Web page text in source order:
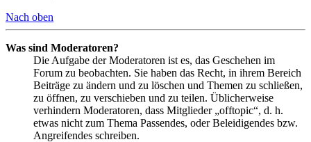
Nach oben
Was sind Moderatoren?
Die Aufgabe der Moderatoren ist es, das Geschehen im
Forum zu beobachten. Sie haben das Recht, in ihrem Bereich
Beiträge zu ändern und zu löschen und Themen zu schließen,
zu öffnen, zu verschieben und zu teilen. Üblicherweise
verhindern Moderatoren, dass Mitglieder „offtopic“, d. h.
etwas nicht zum Thema Passendes, oder Beleidigendes bzw.
Angreifendes schreiben.